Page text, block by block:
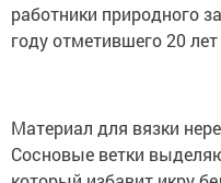
работники природного
году отметившего 20
Материал для вязки
Сосновые ветки